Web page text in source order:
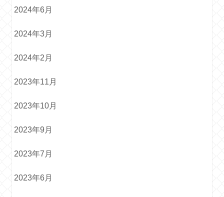
2024年6月
2024年3月
2024年2月
2023年11月
2023年10月
2023年9月
2023年7月
2023年6月